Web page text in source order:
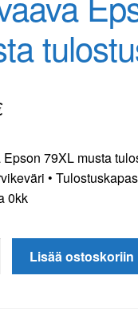
79XL musta
•
0kk
Lisää ostoskoriin